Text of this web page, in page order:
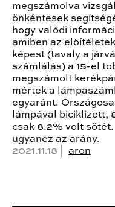
megszámolva
önkéntesek
hogy valódi
amiben az
képest (tavaly a
számlálás) a 15-el
megszámolt
mértek a
egyaránt.
lámpával biciklizett,
csak 8.2% volt
ugyanez az arány.
2021.11.18 | aron